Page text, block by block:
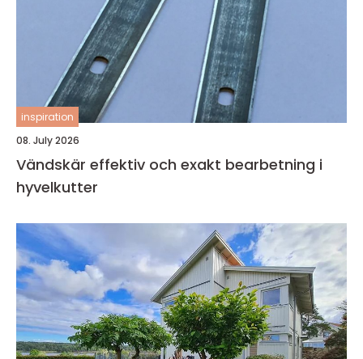
inspiration
08. July 2026
Vändskär effektiv och exakt bearbetning i
hyvelkutter